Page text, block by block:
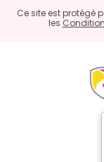
Ce site est protégé
les